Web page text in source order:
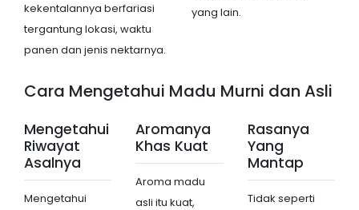
kekentalannya berfariasi
tergantung lokasi, waktu
panen dan jenis nektarnya.
yang lain.
Cara Mengetahui Madu Murni dan Asli
Mengetahui
Riwayat
Asalnya
Mengetahui
Aromanya
Khas Kuat
Aroma madu
asli itu kuat,
Rasanya
Yang
Mantap
Tidak seperti